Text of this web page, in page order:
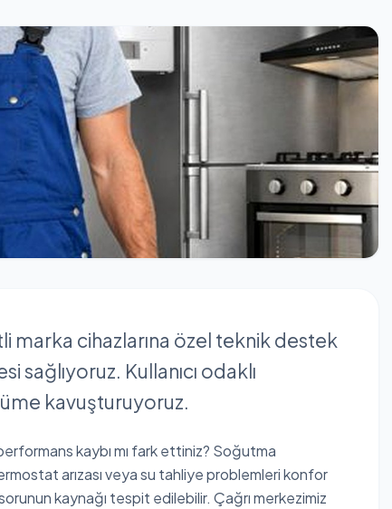
marka cihazlarına özel teknik destek
sağlıyoruz. Kullanıcı odaklı
kavuşturuyoruz.
kaybı mı fark ettiniz? Soğutma
arızası veya su tahliye problemleri konfor
kaynağı tespit edilebilir. Çağrı merkezimiz